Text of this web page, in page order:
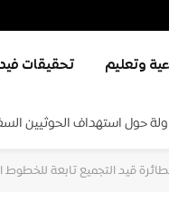
وتعليم تحقيقات
حول استهداف الحوثيين
قيد التجميع تابعة للخطوط